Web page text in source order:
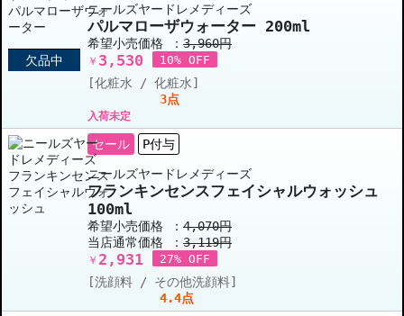
欠品中
ニールズヤードレメディーズ
パルマローザウォーター 200ml
希望小売価格 ： 3,960円
￥ 3,530 10% OFF
[化粧水 / 化粧水]
3点
入荷未定
セール P付与
ニールズヤードレメディーズ
フランキンセンスフェイシャルウォッシュ
100ml
希望小売価格 ： 4,070円
当店通常価格 ： 3,119円
￥ 2,931 27% OFF
[洗顔料 / その他洗顔料]
4.4点